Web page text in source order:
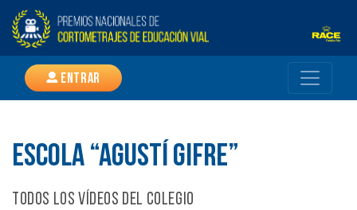
Entrar
ESCOLA “AGUSTÍ GIFRE”
Todos los vídeos del colegio